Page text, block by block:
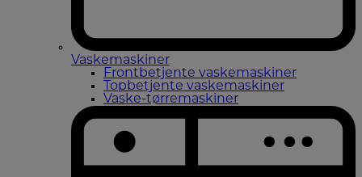
Vaskemaskiner
Frontbetjente vaskemaskiner
Topbetjente vaskemaskiner
Vaske-tørremaskiner